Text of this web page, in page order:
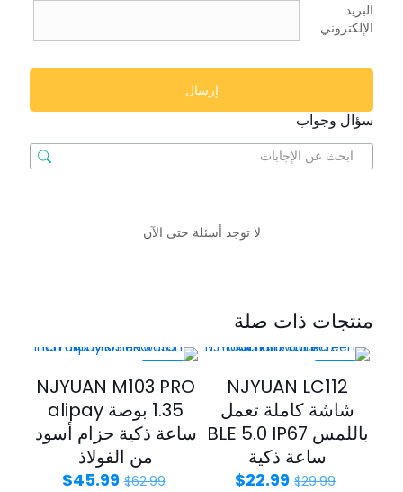
البريد
الإلكتروني
سؤال وجواب
لا توجد أسئلة حتى الآن
منتجات ذات صلة
NJYUAN LC112
شاشة كاملة تعمل
باللمس BLE 5.0 IP67
ساعة ذكية
$29.99
$22.99
NJYUAN M103 PRO
1.35 بوصة alipay
ساعة ذكية حزام أسود
من الفولاذ
$62.99
$45.99